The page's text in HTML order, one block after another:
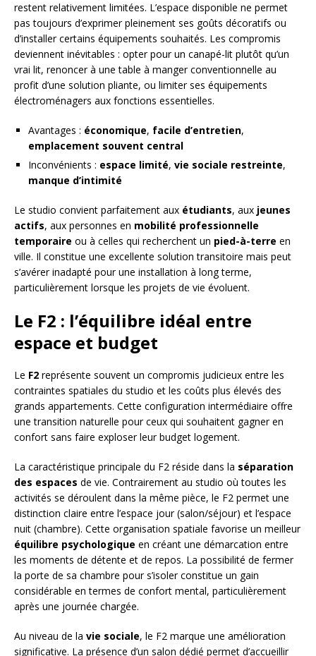
restent relativement limitées. L’espace disponible ne permet
pas toujours d’exprimer pleinement ses goûts décoratifs ou
d’installer certains équipements souhaités. Les compromis
deviennent inévitables : opter pour un canapé-lit plutôt qu’un
vrai lit, renoncer à une table à manger conventionnelle au
profit d’une solution pliante, ou limiter ses équipements
électroménagers aux fonctions essentielles.
Avantages : économique, facile d’entretien,
emplacement souvent central
Inconvénients : espace limité, vie sociale restreinte,
manque d’intimité
Le studio convient parfaitement aux étudiants, aux jeunes
actifs, aux personnes en mobilité professionnelle
temporaire ou à celles qui recherchent un pied-à-terre en
ville. Il constitue une excellente solution transitoire mais peut
s’avérer inadapté pour une installation à long terme,
particulièrement lorsque les projets de vie évoluent.
Le F2 : l’équilibre idéal entre
espace et budget
Le F2 représente souvent un compromis judicieux entre les
contraintes spatiales du studio et les coûts plus élevés des
grands appartements. Cette configuration intermédiaire offre
une transition naturelle pour ceux qui souhaitent gagner en
confort sans faire exploser leur budget logement.
La caractéristique principale du F2 réside dans la séparation
des espaces de vie. Contrairement au studio où toutes les
activités se déroulent dans la même pièce, le F2 permet une
distinction claire entre l’espace jour (salon/séjour) et l’espace
nuit (chambre). Cette organisation spatiale favorise un meilleur
équilibre psychologique en créant une démarcation entre
les moments de détente et de repos. La possibilité de fermer
la porte de sa chambre pour s’isoler constitue un gain
considérable en termes de confort mental, particulièrement
après une journée chargée.
Au niveau de la vie sociale, le F2 marque une amélioration
significative. La présence d’un salon dédié permet d’accueillir